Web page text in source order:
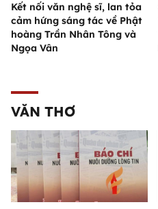
Kết nối văn nghệ sĩ, lan tỏa
cảm hứng sáng tác về Phật
hoàng Trần Nhân Tông và
Ngọa Vân
VĂN THƠ